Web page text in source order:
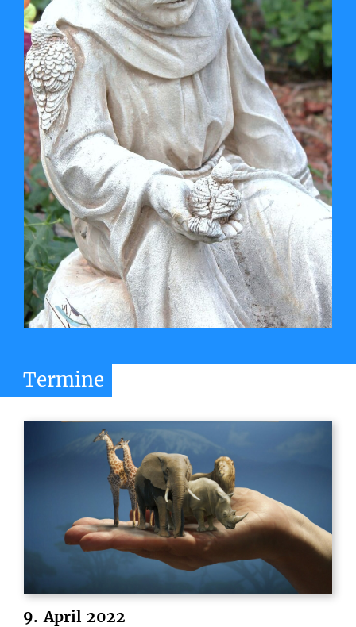
Termine
9. April 2022